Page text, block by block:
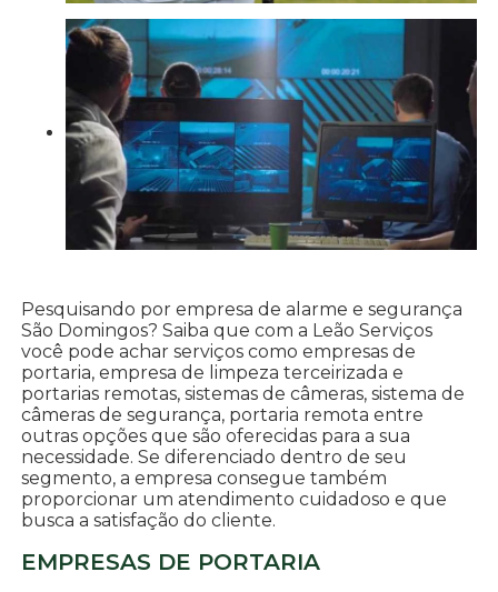
Pesquisando por empresa de alarme e segurança
São Domingos? Saiba que com a Leão Serviços
você pode achar serviços como empresas de
portaria, empresa de limpeza terceirizada e
portarias remotas, sistemas de câmeras, sistema de
câmeras de segurança, portaria remota entre
outras opções que são oferecidas para a sua
necessidade. Se diferenciado dentro de seu
segmento, a empresa consegue também
proporcionar um atendimento cuidadoso e que
busca a satisfação do cliente.
EMPRESAS DE PORTARIA